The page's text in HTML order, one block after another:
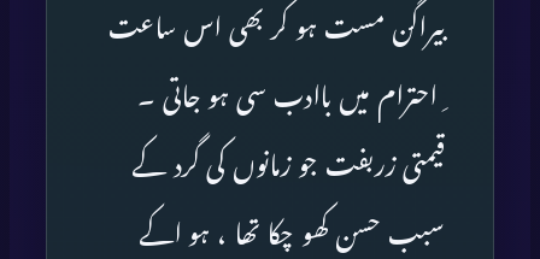
بیراگن مست ہو کر بھی اس ساعت
ِ احترام میں باادب سی ہو جاتی ۔
قیمتی زربفت جو زمانوں کی گرد کے
سبب حسن کھو چکا تھا ، ہو اکے